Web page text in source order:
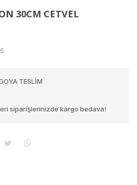
30CM CETVEL
TESLİM
siparişlerinizde kargo bedava!